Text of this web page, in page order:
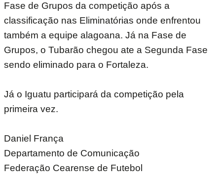
Fase de Grupos da competição após a
classificação nas Eliminatórias onde enfrentou
também a equipe alagoana. Já na Fase de
Grupos, o Tubarão chegou ate a Segunda Fase
sendo eliminado para o Fortaleza.
Já o Iguatu participará da competição pela
primeira vez.
Daniel França
Departamento de Comunicação
Federação Cearense de Futebol